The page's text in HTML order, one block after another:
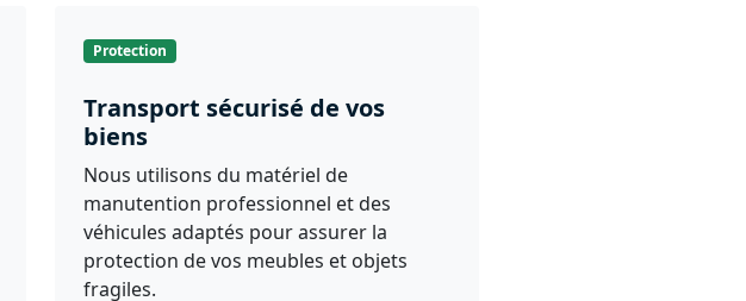
Protection
Transport sécurisé de vos
biens
Nous utilisons du matériel de
manutention professionnel et des
véhicules adaptés pour assurer la
protection de vos meubles et objets
fragiles.